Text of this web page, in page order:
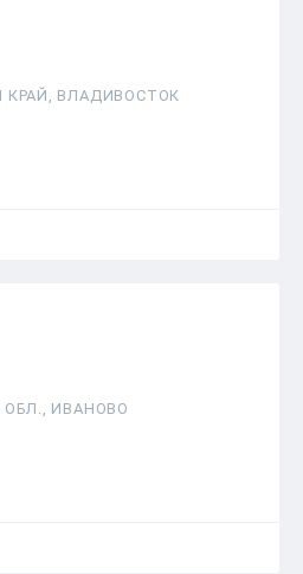
КРАЙ, ВЛАДИВОСТОК
ОБЛ., ИВАНОВО